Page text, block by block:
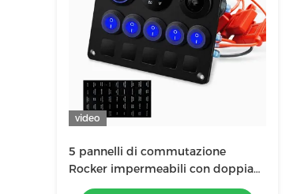
video
5 pannelli di commutazione
Rocker impermeabili con doppia
presa USB con luci LED blu